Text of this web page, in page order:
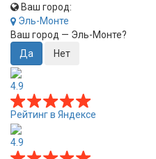
Ваш город:
Эль-Монте
Ваш город — Эль-Монте?
4.9
Рейтинг в Яндексе
4.9